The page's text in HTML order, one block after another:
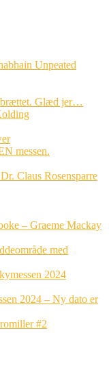
Unpeated
Glæd jer…
messen.
Claus Rosensparre
– Graeme Mackay
med
2024
2024 – Ny dato er
#2